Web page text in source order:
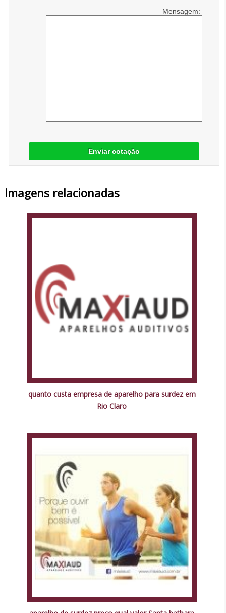
Mensagem:
Enviar cotação
Imagens relacionadas
quanto custa empresa de aparelho para surdez em
Rio Claro